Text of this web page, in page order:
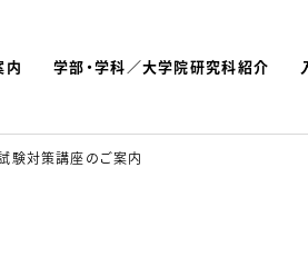
内 学部・学科／大学院研究科紹介
験対策講座のご案内